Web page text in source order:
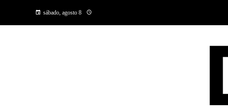
sábado, agosto 8